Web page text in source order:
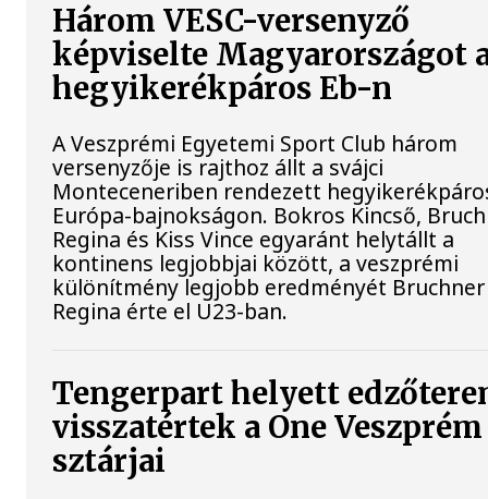
Három VESC-versenyző
képviselte Magyarországot
hegyikerékpáros Eb-n
A Veszprémi Egyetemi Sport Club három
versenyzője is rajthoz állt a svájci
Monteceneriben rendezett
Európa-bajnokságon. Bokros Kincső,
Regina és Kiss Vince egyaránt helytállt a
kontinens legjobbjai között, a veszprémi
különítmény legjobb eredményét Bruchner
Regina érte el U23-ban.
Tengerpart helyett
visszatértek a One Veszprém
sztárjai